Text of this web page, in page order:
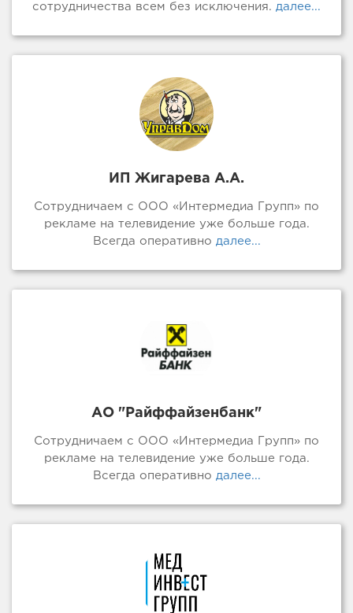
сотрудничества всем без исключения. далее...
ИП Жигарева А.А.
Сотрудничаем с ООО «Интермедиа Групп» по
рекламе на телевидение уже больше года.
Всегда оперативно далее...
АО "Райффайзенбанк"
Сотрудничаем с ООО «Интермедиа Групп» по
рекламе на телевидение уже больше года.
Всегда оперативно далее...